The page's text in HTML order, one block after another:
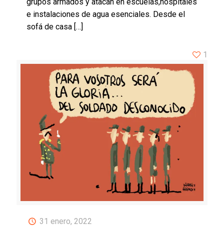
e instalaciones de agua esenciales. Desde el
sofá de casa […]
31 enero, 2022
1